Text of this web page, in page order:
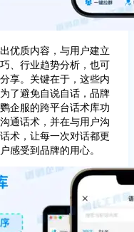
优质内容，与用户建立
、行业趋势分析，也可
享。关键在于，这些内
了避免自说自话，品牌
企服的跨平台话术库功
通话术，并在与用户沟
术，让每一次对话都更
感受到品牌的用心。